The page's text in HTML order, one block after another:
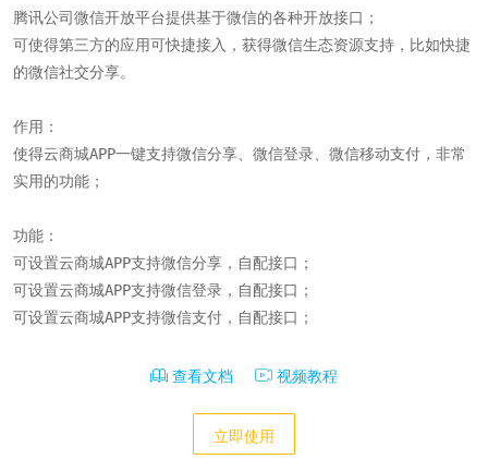
腾讯公司微信开放平台提供基于微信的各种开放接口；
可使得第三方的应用可快捷接入，获得微信生态资源支持，比如快捷
的微信社交分享。
作用：
使得云商城APP一键支持微信分享、微信登录、微信移动支付，非常
实用的功能；
功能：
可设置云商城APP支持微信分享，自配接口；
可设置云商城APP支持微信登录，自配接口；
可设置云商城APP支持微信支付，自配接口；
查看文档 视频教程
立即使用